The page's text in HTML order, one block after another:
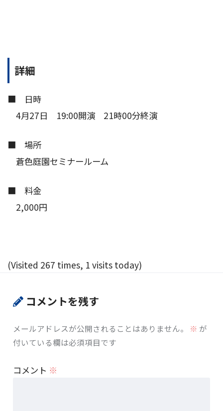
詳細
■ 日時
4月27日 19:00開演 21時00分終演
■ 場所
蒼色庭園セミナールーム
■ 料金
2,000円
(Visited 267 times, 1 visits today)
コメントを残す
メールアドレスが公開されることはありません。 ※ が
付いている欄は必須項目です
コメント ※